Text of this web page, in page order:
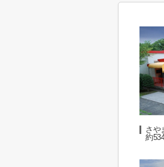
さや
約